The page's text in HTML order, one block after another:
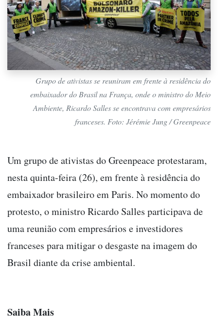
Grupo de ativistas se reuniram em frente à residência do
embaixador do Brasil na França, onde o ministro do Meio
Ambiente, Ricardo Salles se encontrava com empresários
franceses. Foto: Jérémie Jung / Greenpeace
Um grupo de ativistas do Greenpeace protestaram,
nesta quinta-feira (26), em frente à residência do
embaixador brasileiro em Paris. No momento do
protesto, o ministro Ricardo Salles participava de
uma reunião com empresários e investidores
franceses para mitigar o desgaste na imagem do
Brasil diante da crise ambiental.
Saiba Mais